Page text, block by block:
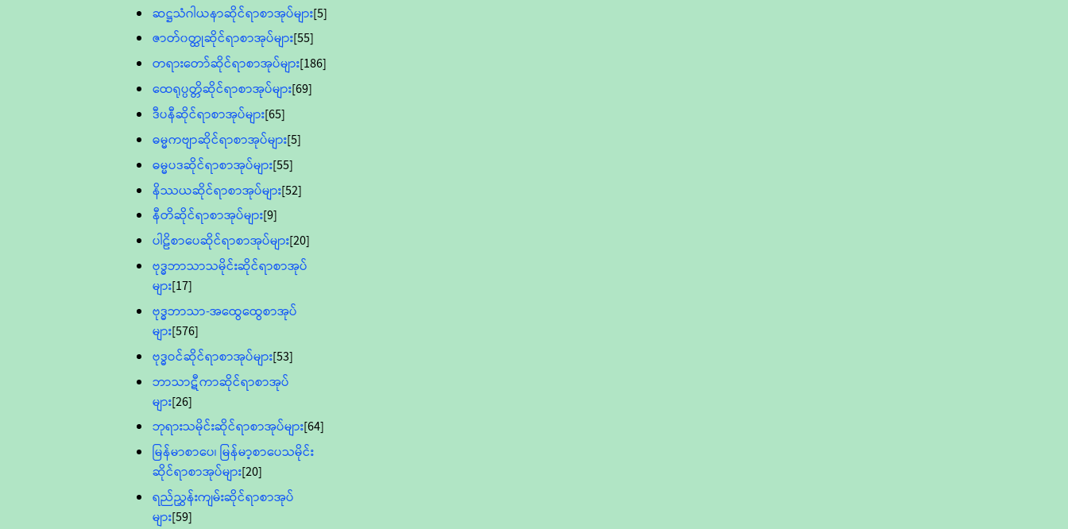
ဆဋ္ဌသံဂါယနာဆိုင်ရာစာအုပ်များ[5]
ဇာတ်၀တ္ထုဆိုင်ရာစာအုပ်များ[55]
တရားတော်ဆိုင်ရာစာအုပ်များ[186]
ထေရုပ္ပတ္တိဆိုင်ရာစာအုပ်များ[69]
ဒီပနီဆိုင်ရာစာအုပ်များ[65]
ဓမ္မကဗျာဆိုင်ရာစာအုပ်များ[5]
ဓမ္မပဒဆိုင်ရာစာအုပ်များ[55]
နိဿယဆိုင်ရာစာအုပ်များ[52]
နီတိဆိုင်ရာစာအုပ်များ[9]
ပါဠိစာပေဆိုင်ရာစာအုပ်များ[20]
ဗုဒ္ဓဘာသာသမိုင်းဆိုင်ရာစာအုပ်
များ[17]
ဗုဒ္ဓဘာသာ-အထွေထွေစာအုပ်
များ[576]
ဗုဒ္ဓဝင်ဆိုင်ရာစာအုပ်များ[53]
ဘာသာဋီကာဆိုင်ရာစာအုပ်
များ[26]
ဘုရားသမိုင်းဆိုင်ရာစာအုပ်များ[64]
မြန်မာစာပေ၊ မြန်မာ့စာပေသမိုင်း
ဆိုင်ရာစာအုပ်များ[20]
ရည်ညွှန်းကျမ်းဆိုင်ရာစာအုပ်
များ[59]